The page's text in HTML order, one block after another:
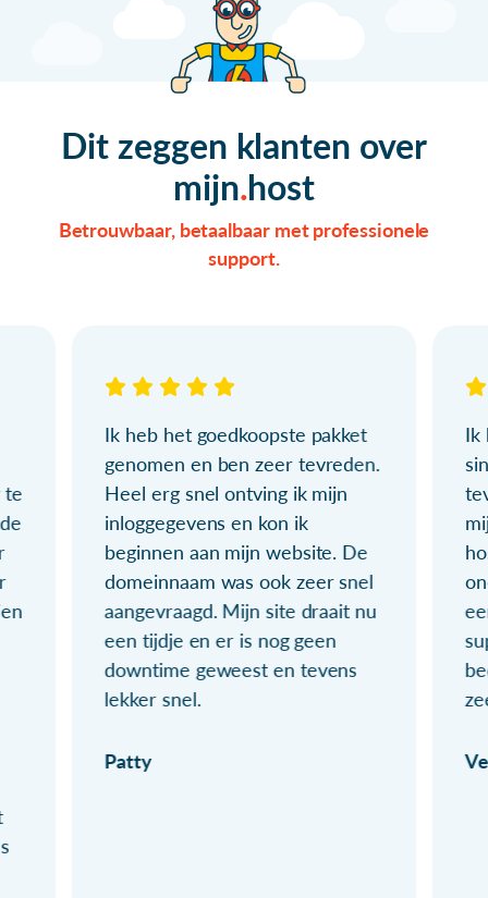
Dit zeggen klanten over
mijn host
Betrouwbaar, betaalbaar met professionele
support.
te
Ik heb het goedkoopste pakket
genomen en ben zeer tevreden.
Heel erg snel ontving ik mijn
inloggegevens en kon ik
beginnen aan mijn website. De
domeinnaam was ook zeer snel
aangevraagd. Mijn site draait nu
een tijdje en er is nog geen
downtime geweest en tevens
lekker snel.
Patty
Ik